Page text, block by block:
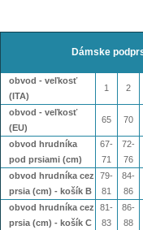
Dámske
obvod - veľkosť
(ITA)
1 2
obvod - veľkosť
(EU)
65 70
obvod hrudníka
pod prsiami (cm)
67-
71
72-
76
obvod hrudníka cez
prsia (cm) - košík B
79-
81
84-
86
obvod hrudníka cez
prsia (cm) - košík C
81-
83
86-
88